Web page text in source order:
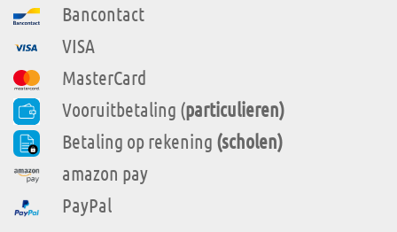
Bancontact
VISA
MasterCard
Vooruitbetaling (particulieren)
Betaling op rekening (scholen)
amazon pay
PayPal